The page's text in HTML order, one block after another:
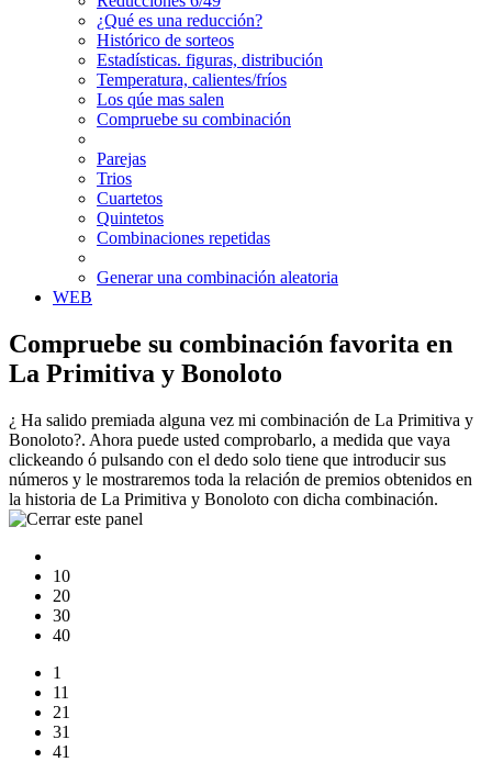
¿Qué es una reducción?
Histórico de sorteos
Estadísticas. figuras, distribución
Temperatura, calientes/fríos
Los qúe mas salen
Compruebe su combinación
Parejas
Trios
Cuartetos
Quintetos
Combinaciones repetidas
Generar una combinación aleatoria
WEB
Compruebe su combinación favorita en
La Primitiva y Bonoloto
¿ Ha salido premiada alguna vez mi combinación de La Primitiva y
Bonoloto?. Ahora puede usted comprobarlo, a medida que vaya
clickeando ó pulsando con el dedo solo tiene que introducir sus
números y le mostraremos toda la relación de premios obtenidos en
la historia de La Primitiva y Bonoloto con dicha combinación.
10
20
30
40
1
11
21
31
41